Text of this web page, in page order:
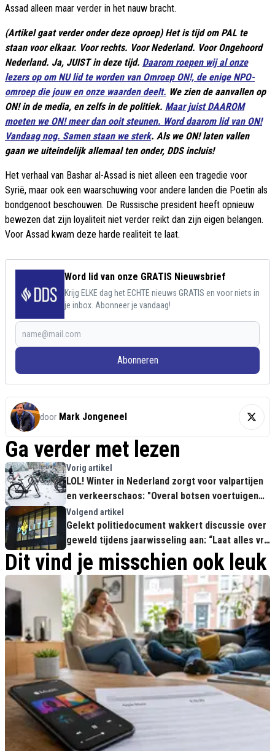
Assad alleen maar verder in het nauw bracht.
(Artikel gaat verder onder deze oproep) Het is tijd om PAL te
staan voor elkaar. Voor rechts. Voor Nederland. Voor Ongehoord
Nederland. Ja, JUIST in deze tijd. Daarom roepen wij al onze
lezers op om NU lid te worden van Omroep ON!, de enige NPO-
omroep die jouw en onze waarden deelt. We zien de aanvallen op
ON! in de media, en zelfs in de politiek. Maar juist DAAROM
moeten we ON! meer dan ooit steunen. Word daarom lid van ON!
Vandaag nog. Samen staan we sterk. Als we ON! laten vallen
gaan we uiteindelijk allemaal ten onder, DDS incluis!
Het verhaal van Bashar al-Assad is niet alleen een tragedie voor
Syrië, maar ook een waarschuwing voor andere landen die Poetin als
bondgenoot beschouwen. De Russische president heeft opnieuw
bewezen dat zijn loyaliteit niet verder reikt dan zijn eigen belangen.
Voor Assad kwam deze harde realiteit te laat.
Word lid van onze GRATIS Nieuwsbrief
Krijg ELKE dag het ECHTE nieuws GRATIS en voor niets in
je inbox. Abonneer je vandaag!
Abonneren
door Mark Jongeneel
Ga verder met lezen
Vorig artikel
LOL! Winter in Nederland zorgt voor valpartijen
en verkeerschaos: "Overal botsen voertuigen
op elkaar en vallen fietsers om!"
Volgend artikel
Gelekt politiedocument wakkert discussie over
geweld tijdens jaarwisseling aan: “Laat alles vrij
en hou hulpverleners thuis!"
Dit vind je misschien ook leuk